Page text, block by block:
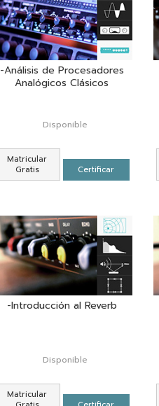
-Análisis de Procesadores
Analógicos Clásicos
Disponible
Matricular
Gratis
Certificar
-Introducción al Reverb
Disponible
Matricular